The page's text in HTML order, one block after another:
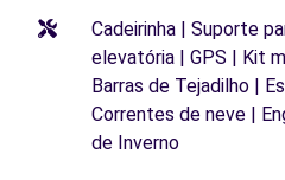
Cadeirinha | Suporte
elevatória | GPS | Kit
Barras de Tejadilho |
Correntes de neve |
de Inverno